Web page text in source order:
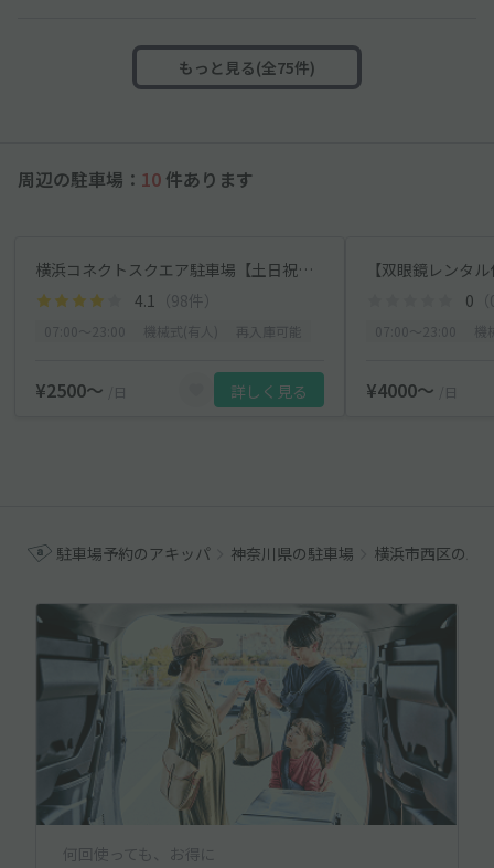
もっと見る(全75件)
周辺の駐車場： 10 件あります
横浜コネクトスクエア駐車場【土日祝のみ：7:00～23:00】※ハイルーフOK
4.1
（98件）
¥2500〜 /日 詳しく見る
0
¥4000〜 /日
駐車場予約のアキッパ 神奈川県の駐車場 横浜市西区の駐
何回使っても、お得に